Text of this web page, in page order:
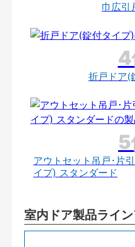
巾広引
折戸ドア(
アウトセット吊戸･片
イプ) スタンダード
室内ドア製品ライ